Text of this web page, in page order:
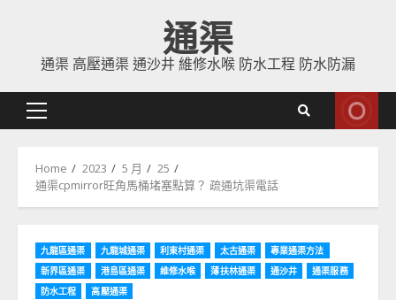
content
通渠
通渠 高壓通渠 通沙井 維修水喉 防水工程 防水防漏
Primary
Home 2023 5 月
25
通渠cpmirror旺角馬桶堵塞點算？ 疏通坑渠電話
九龍區通渠 九龍城通渠 利東村通渠 太古通渠
專業通渠方法
新界區通渠
港島區通渠 維修水喉 薄扶林通渠 通沙井
通渠服務
防水工程
高壓通渠